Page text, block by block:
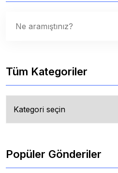
Tüm Kategoriler
Kategoriler
Popüler Gönderiler